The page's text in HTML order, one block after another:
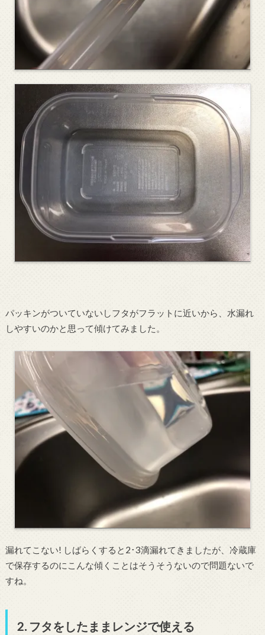
パッキンがついていないしフタがフラットに近いから、水漏れ
しやすいのかと思って傾けてみました。
漏れてこない! しばらくすると2･3滴漏れてきましたが、冷蔵庫
で保存するのにこんな傾くことはそうそうないので問題ないで
すね。
2. フタをしたままレンジで使える